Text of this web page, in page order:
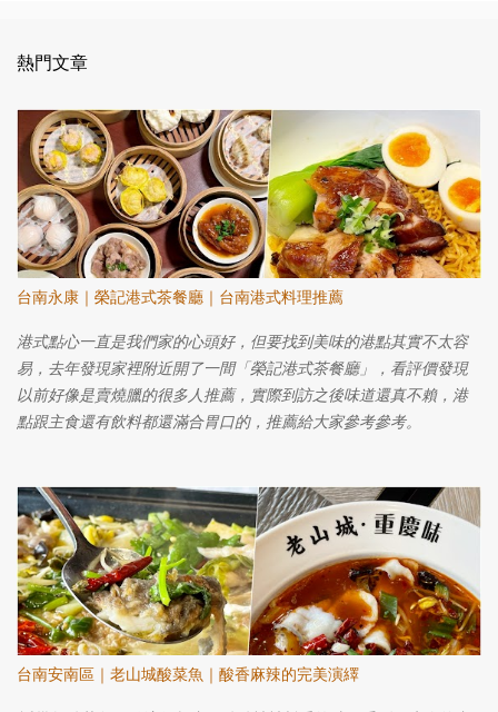
熱門文章
台南永康｜榮記港式茶餐廳｜台南港式料理推薦
港式點心一直是我們家的心頭好，但要找到美味的港點其實不太容
易，去年發現家裡附近開了一間「榮記港式茶餐廳」，看評價發現
以前好像是賣燒臘的很多人推薦，實際到訪之後味道還真不賴，港
點跟主食還有飲料都還滿合胃口的，推薦給大家參考參考。
台南安南區｜老山城酸菜魚｜酸香麻辣的完美演繹